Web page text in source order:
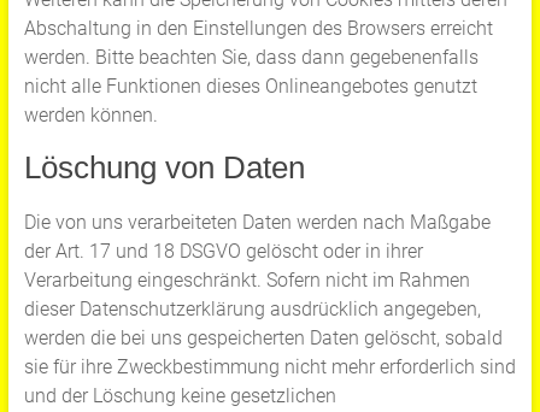
Abschaltung in den Einstellungen des Browsers erreicht
werden. Bitte beachten Sie, dass dann gegebenenfalls
nicht alle Funktionen dieses Onlineangebotes genutzt
werden können.
Löschung von Daten
Die von uns verarbeiteten Daten werden nach Maßgabe
der Art. 17 und 18 DSGVO gelöscht oder in ihrer
Verarbeitung eingeschränkt. Sofern nicht im Rahmen
dieser Datenschutzerklärung ausdrücklich angegeben,
werden die bei uns gespeicherten Daten gelöscht, sobald
sie für ihre Zweckbestimmung nicht mehr erforderlich sind
und der Löschung keine gesetzlichen